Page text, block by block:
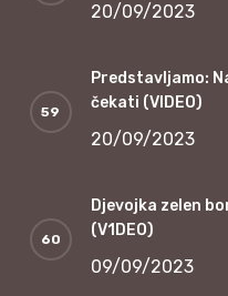
20/09/2023
Predstavljamo:
čekati (VIDEO)
20/09/2023
Djevojka zelen
(V1DEO)
09/09/2023